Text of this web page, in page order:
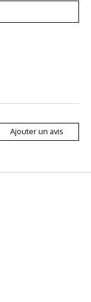
Ajouter un avis